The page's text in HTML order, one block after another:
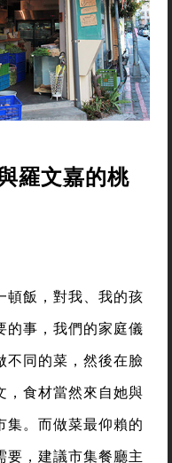
羅文嘉的桃
頓飯，對我、我的孩
的事，我們的家庭儀
不同的菜，然後在臉
，食材當然來自她與
集。而做菜最仰賴的
要，建議市集餐廳主